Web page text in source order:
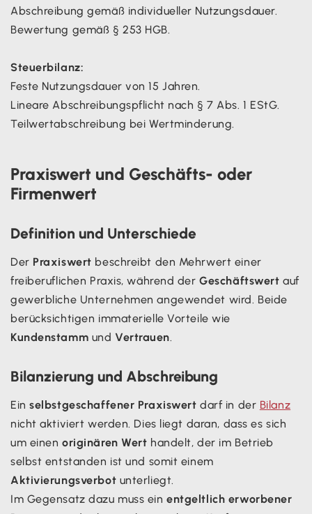
Abschreibung gemäß individueller Nutzungsdauer.
Bewertung gemäß § 253 HGB.
Steuerbilanz:
Feste Nutzungsdauer von 15 Jahren.
Lineare Abschreibungspflicht nach § 7 Abs. 1 EStG.
Teilwertabschreibung bei Wertminderung.
Praxiswert und Geschäfts- oder
Firmenwert
Definition und Unterschiede
Der Praxiswert beschreibt den Mehrwert einer
freiberuflichen Praxis, während derGeschäftswert auf
gewerbliche Unternehmen angewendet wird. Beide
berücksichtigen immaterielle Vorteile wie
Kundenstamm und Vertrauen.
Bilanzierung und Abschreibung
Einselbstgeschaffener Praxiswert darf in der Bilanz
nicht aktiviert werden. Dies liegt daran, dass es sich
um einenoriginären Wert handelt, der im Betrieb
selbst entstanden ist und somit einem
Aktivierungsverbot unterliegt.
Im Gegensatz dazu muss einentgeltlich erworbener